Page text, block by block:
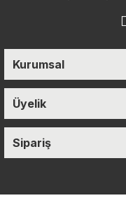
Kurumsal
Üyelik
Sipariş